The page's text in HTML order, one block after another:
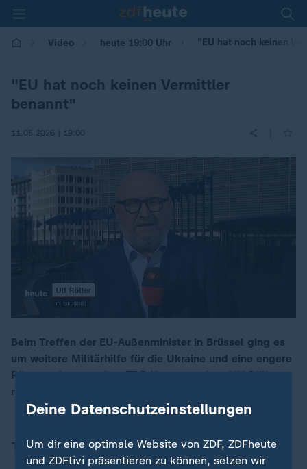
Video heute 19:00 Uhr "EU hat noch keinen
"EU hat noch keinen Vermittler
benannt"
11.05.2026 | 19:00
00:17
Beim Treffen der EU-Außenminister in Brüssel ging es
um weitere Militärhilfe für die Ukraine und eine engere
Rüstungskooperation. ZDF-Korrespondent Ulf Röller
mit einer Einordnung vor Ort.
Thema
Deine Datenschutzeinstellungen
Um dir eine optimale Website von ZDF, ZDFheute
und ZDFtivi präsentieren zu können, setzen wir